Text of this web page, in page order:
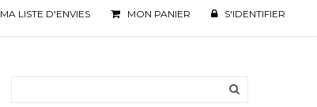
MA LISTE D'ENVIES MON PANIER S'IDENTIFIER